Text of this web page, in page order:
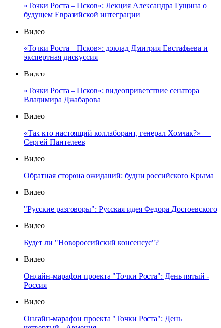
«Точки Роста – Псков»: Лекция Александра Гущина о
будущем Евразийской интеграции
Видео
«Точки Роста – Псков»: доклад Дмитрия Евстафьева и
экспертная дискуссия
Видео
«Точки Роста – Псков»: видеоприветствие сенатора
Владимира Джабарова
Видео
«Так кто настоящий коллаборант, генерал Хомчак?» —
Сергей Пантелеев
Видео
Обратная сторона ожиданий: будни российского Крыма
Видео
"Русские разговоры": Русская идея Федора Достоевского
Видео
Будет ли "Новороссийский консенсус"?
Видео
Онлайн-марафон проекта "Точки Роста": День пятый -
Россия
Видео
Онлайн-марафон проекта "Точки Роста": День